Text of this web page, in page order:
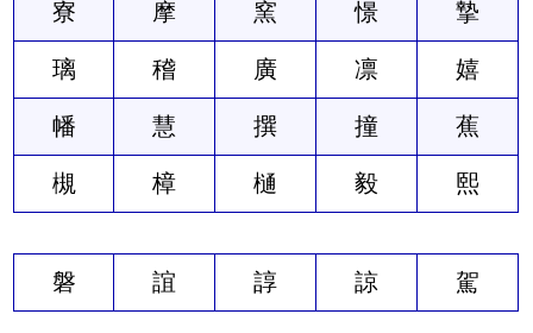
寮 摩 窯 憬 摯
璃 稽 廣 凛 嬉
幡 慧 撰 撞 蕉
槻 樟 樋 毅 熙
磐 誼 諄 諒 駕